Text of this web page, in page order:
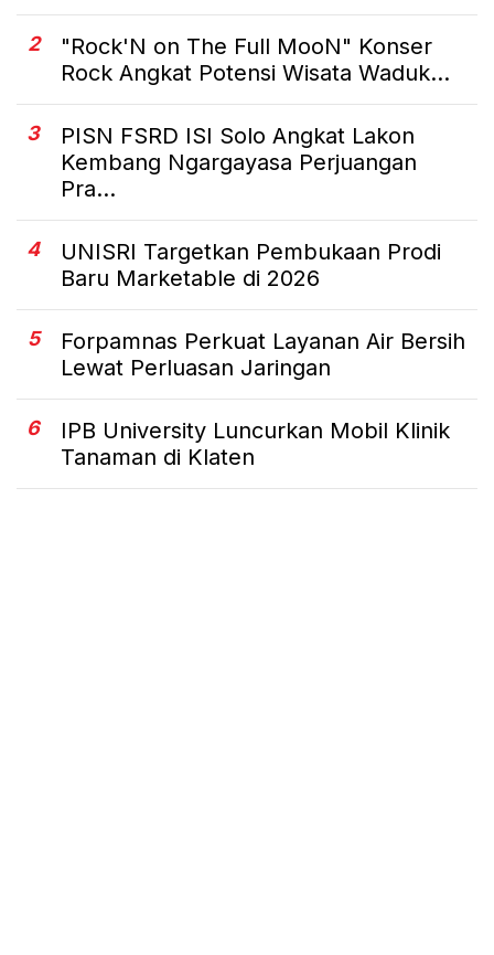
2
"Rock'N on The Full MooN" Konser
Rock Angkat Potensi Wisata Waduk...
3
PISN FSRD ISI Solo Angkat Lakon
Kembang Ngargayasa Perjuangan
Pra...
4
UNISRI Targetkan Pembukaan Prodi
Baru Marketable di 2026
5
Forpamnas Perkuat Layanan Air Bersih
Lewat Perluasan Jaringan
6
IPB University Luncurkan Mobil Klinik
Tanaman di Klaten